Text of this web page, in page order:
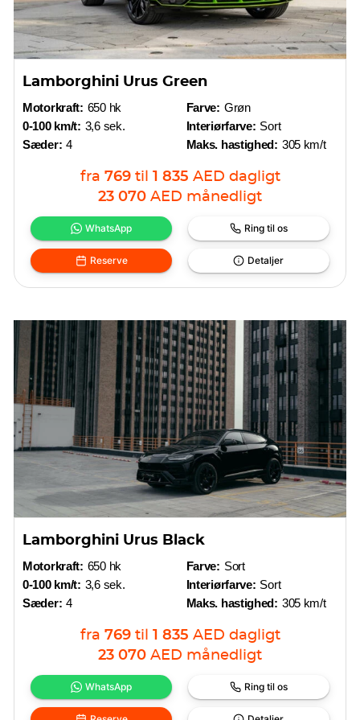
Lamborghini Urus Green
Motorkraft: 650 hk
0-100 km/t: 3,6 sek.
Sæder: 4
Farve: Grøn
Interiørfarve: Sort
Maks. hastighed: 305 km/t
fra 769 til 1 835 AED dagligt
23 070 AED månedligt
WhatsApp Ring til os
Reserve Detaljer
Lamborghini Urus Black
Motorkraft: 650 hk
0-100 km/t: 3,6 sek.
Sæder: 4
Farve: Sort
Interiørfarve: Sort
Maks. hastighed: 305 km/t
fra 769 til 1 835 AED dagligt
23 070 AED månedligt
WhatsApp Ring til os